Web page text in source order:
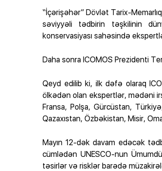
“İçərişəhər” Dövlət Tarix-
səviyyəli tədbirin təşkilinin
konservasiyası sahəsində
Daha sonra ICOMOS Prezidenti
Qeyd edilib ki, ilk dəfə olaraq
ölkədən olan ekspertlər, mədəni
Fransa, Polşa, Gürcüstan,
Qazaxıstan, Özbəkistan, Misir,
Mayın 12-dək davam edəcək
cümlədən UNESCO-nun
təsirlər və risklər barədə